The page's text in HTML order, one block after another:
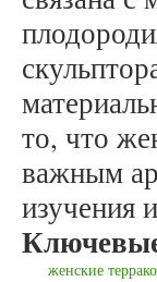
то, что
важным
изучения
женские